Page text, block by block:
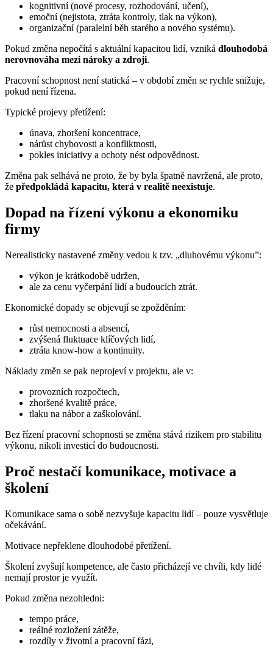
kognitivní (nové procesy, rozhodování, učení),
emoční (nejistota, ztráta kontroly, tlak na výkon),
organizační (paralelní běh starého a nového systému).
Pokud změna nepočítá s aktuální kapacitou lidí, vzniká dlouhodobá
nerovnováha mezi nároky a zdroji.
Pracovní schopnost není statická – v období změn se rychle snižuje,
pokud není řízena.
Typické projevy přetížení:
únava, zhoršení koncentrace,
nárůst chybovosti a konfliktnosti,
pokles iniciativy a ochoty nést odpovědnost.
Změna pak selhává ne proto, že by byla špatně navržená, ale proto,
že předpokládá kapacitu, která v realitě neexistuje.
Dopad na řízení výkonu a ekonomiku
firmy
Nerealisticky nastavené změny vedou k tzv. „dluhovému výkonu”:
výkon je krátkodobě udržen,
ale za cenu vyčerpání lidí a budoucích ztrát.
Ekonomické dopady se objevují se zpožděním:
růst nemocnosti a absencí,
zvýšená fluktuace klíčových lidí,
ztráta know-how a kontinuity.
Náklady změn se pak neprojeví v projektu, ale v:
provozních rozpočtech,
zhoršené kvalitě práce,
tlaku na nábor a zaškolování.
Bez řízení pracovní schopnosti se změna stává rizikem pro stabilitu
výkonu, nikoli investicí do budoucnosti.
Proč nestačí komunikace, motivace a
školení
Komunikace sama o sobě nezvyšuje kapacitu lidí – pouze vysvětluje
očekávání.
Motivace nepřeklene dlouhodobé přetížení.
Školení zvyšují kompetence, ale často přicházejí ve chvíli, kdy lidé
nemají prostor je využít.
Pokud změna nezohledni:
tempo práce,
reálné rozložení zátěže,
rozdíly v životní a pracovní fázi,